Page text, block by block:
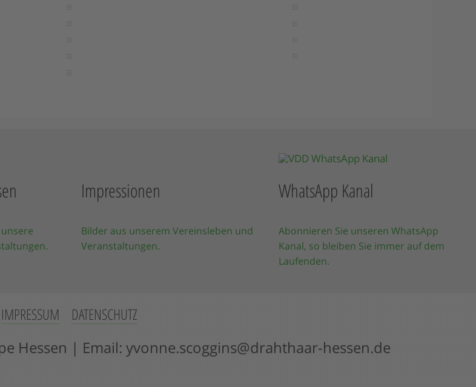
Impressionen
Bilder aus unserem Vereinsleben und
Veranstaltungen.
WhatsApp Kanal
Abonnieren Sie unseren WhatsApp
Kanal, so bleiben Sie immer auf dem
Laufenden.
IMPRESSUM
DATENSCHUTZ
Hessen | Email: yvonne.scoggins@drahthaar-hessen.de